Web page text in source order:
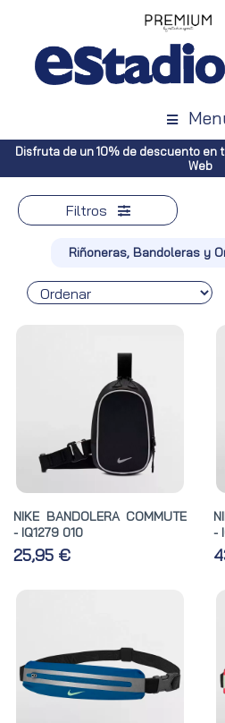
tu primera compra en nuestra
Filtros
Riñoneras, Bandoleras y
NIKE BANDOLERA COMMUTE
- IQ1279 010
25,95 €
-